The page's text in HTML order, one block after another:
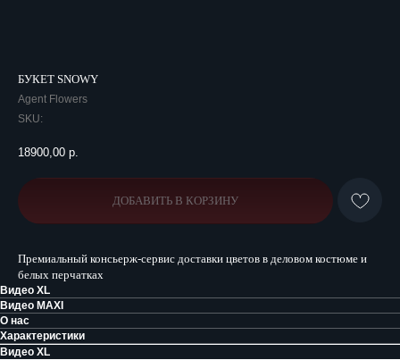
БУКЕТ SNOWY
Agent Flowers
SKU:
18900,00 р.
ДОБАВИТЬ В КОРЗИНУ
Премиальный консьерж-сервис доставки цветов в деловом костюме и
белых перчатках
Видео XL
Видео MAXI
О нас
Характеристики
Видео XL